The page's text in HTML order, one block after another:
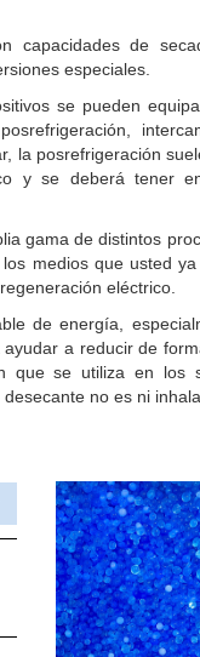
capacidades de
especiales.
se pueden
la posrefrigeración
y se deberá tener
gama de distintos
medios que usted
eléctrico.
de energía,
a reducir de
que se utiliza en los
no es ni